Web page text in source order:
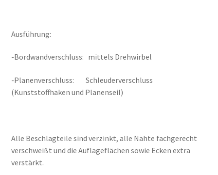
Ausführung:
-Bordwandverschluss: mittels Drehwirbel
-Planenverschluss: Schleuderverschluss
(Kunststoffhaken und Planenseil)
Alle Beschlagteile sind verzinkt, alle Nähte fachgerecht
verschweißt und die Auflageflächen sowie Ecken extra
verstärkt.